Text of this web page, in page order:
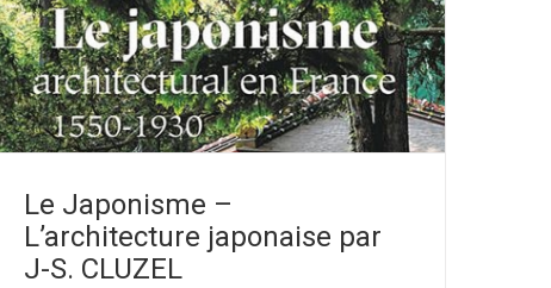
Le Japonisme –
L’architecture japonaise par
J-S. CLUZEL